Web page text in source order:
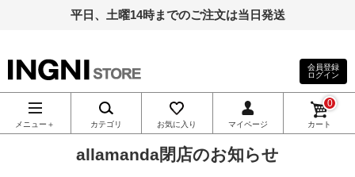
平日、土曜14時までのご注文は当日発送
INGNI（イン
グ）公式通
販｜INGNI
会員登録
ログイン
メニュー＋ カテゴリ お気に入り マイページ カート
0
allamanda閉店のお知らせ